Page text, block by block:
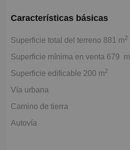
Características básicas
Superficie total del terreno 881 m2
Superficie mínima en venta 679 m
Superficie edificable 200 m2
Vía urbana
Camino de tierra
Autovía